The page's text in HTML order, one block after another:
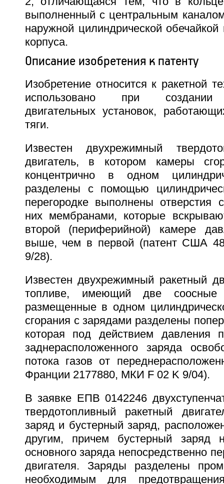
выполненный с центральным
наружной цилиндрической
корпуса.
Описание изобретения к патенту
Изобретение относится к ракетной
использовано при создании
двигательных установок,
тяги.
Известен двухрежимный
двигатель, в котором камеры
концентрично в одном
разделены с помощью
перегородке выполнены отверстия
них мембранами, которые
второй (периферийной) камере
выше, чем в первой (патент США
9/28).
Известен двухрежимный ракетный
топливе, имеющий две соосные
размещенные в одном
сгорания с зарядами разделены
которая под действием давления
заднерасположенного заряда
потока газов от
Франции 2177880, МКИ F 02 K 9/04).
В заявке ЕПВ 0142246
твердотопливный ракетный
заряд и бустерный заряд,
другим, причем бустерный заряд
основного заряда непосредственно
двигателя. Заряды разделены
необходимым для